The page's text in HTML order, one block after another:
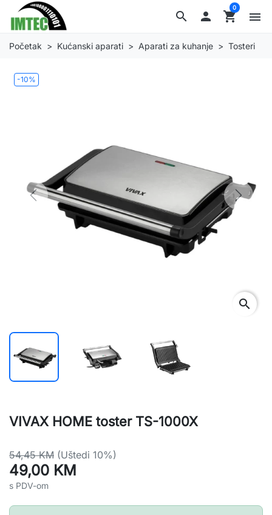
search  shopping_cart
0
menu
Početak Kućanski aparati Aparati za kuhanje Tosteri
-10%
Previous Next
search
VIVAX HOME toster TS-1000X
54,45 KM (Uštedi 10%)
49,00 KM
s PDV-om